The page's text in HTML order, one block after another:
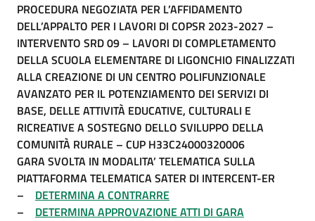
PROCEDURA NEGOZIATA PER L’AFFIDAMENTO
DELL’APPALTO PER I LAVORI DI COPSR 2023-2027 –
INTERVENTO SRD 09 – LAVORI DI COMPLETAMENTO
DELLA SCUOLA ELEMENTARE DI LIGONCHIO FINALIZZATI
ALLA CREAZIONE DI UN CENTRO POLIFUNZIONALE
AVANZATO PER IL POTENZIAMENTO DEI SERVIZI DI
BASE, DELLE ATTIVITÀ EDUCATIVE, CULTURALI E
RICREATIVE A SOSTEGNO DELLO SVILUPPO DELLA
COMUNITÀ RURALE – CUP H33C24000320006
GARA SVOLTA IN MODALITA’ TELEMATICA SULLA
PIATTAFORMA TELEMATICA SATER DI INTERCENT-ER
– DETERMINA A CONTRARRE
– DETERMINA APPROVAZIONE ATTI DI GARA